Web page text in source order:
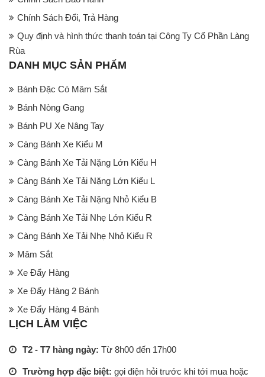
Chính Sách Đổi, Trả Hàng
Quy định và hình thức thanh toán tại Công Ty Cổ Phần Làng
Rùa
DANH MỤC SẢN PHẨM
Bánh Đặc Có Mâm Sắt
Bánh Nòng Gang
Bánh PU Xe Nâng Tay
Càng Bánh Xe Kiểu M
Càng Bánh Xe Tải Nặng Lớn Kiểu H
Càng Bánh Xe Tải Nặng Lớn Kiểu L
Càng Bánh Xe Tải Nặng Nhỏ Kiểu B
Càng Bánh Xe Tải Nhẹ Lớn Kiểu R
Càng Bánh Xe Tải Nhẹ Nhỏ Kiểu R
Mâm Sắt
Xe Đẩy Hàng
Xe Đẩy Hàng 2 Bánh
Xe Đẩy Hàng 4 Bánh
LỊCH LÀM VIỆC
T2 - T7 hàng ngày: Từ 8h00 đến 17h00
Trường hợp đặc biệt: gọi điện hỏi trước khi tới mua hoặc